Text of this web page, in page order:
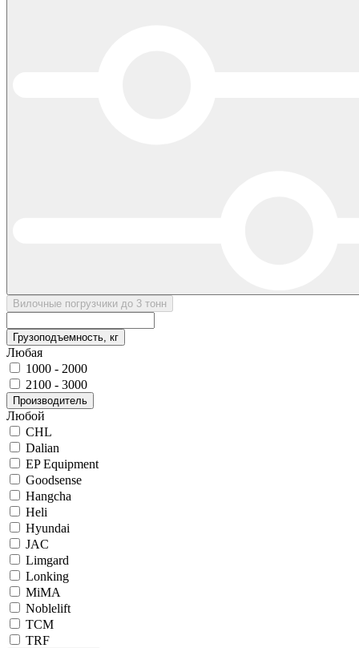
Вилочные погрузчики до 3 тонн
Грузоподъемность, кг
Любая
1000 - 2000
2100 - 3000
Производитель
Любой
CHL
Dalian
EP Equipment
Goodsense
Hangcha
Heli
Hyundai
JAC
Limgard
Lonking
MiMA
Noblelift
TCM
TRF